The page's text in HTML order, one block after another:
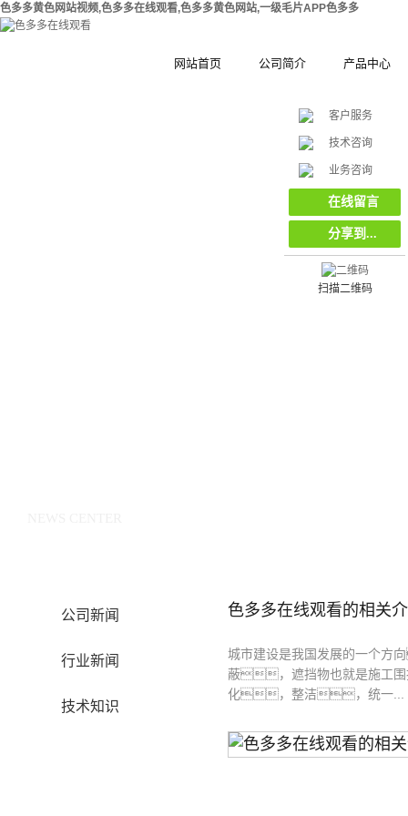
色多多黄色网站视频,色多多在线观看,色多多黄色网站,一级毛片APP色多多
网站首页 公司简介
合作伙伴
产品中心
挡
木塑拼装式围
集装箱集成房
工地工程施工
栏栅栏
环保复合材料
公司新闻
行业新闻
技术知识
色多多在线观看的相关
城市建设是我国发展的一个方
蔽，遮挡物也就是施工
化，整洁，统一...
客户服务
技术咨询
业务咨询
在线留言
分享到...
扫描二维码